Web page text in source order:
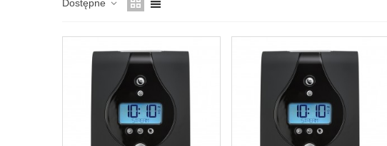
Dostępne